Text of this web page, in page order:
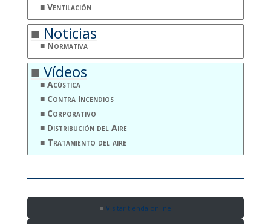
Ventilación
Noticias
Normativa
Vídeos
Acústica
Contra Incendios
Corporativo
Distribución del Aire
Tratamiento del aire
Visitar tienda online